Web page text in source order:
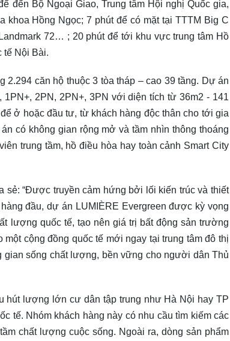
đến Bộ Ngoại Giao, Trung tâm Hội nghị Quốc gia,
Hồng Ngọc; 7 phút để có mặt tại TTTM Big C
72… ; 20 phút để tới khu vực trung tâm Hồ
tế Nội Bài.
căn hộ thuộc 3 tòa tháp – cao 39 tầng. Dự án
2PN, 2PN+, 3PN với diện tích từ 36m2 - 141
ở hoặc đầu tư, từ khách hàng độc thân cho tới gia
có không gian rộng mở và tầm nhìn thông thoáng
trung tầm, hồ điều hòa hay toàn cảnh Smart City
sẻ: “Được truyền cảm hứng bởi lối kiến trúc và thiết
đầu, dự án LUMIÈRE Evergreen được kỳ vọng
lượng quốc tế, tạo nên giá trị bất động sản trường
cộng đồng quốc tế mới ngay tại trung tâm đô thị
gian sống chất lượng, bền vững cho người dân Thủ
hút lượng lớn cư dân tập trung như Hà Nội hay TP
tế. Nhóm khách hàng này có nhu cầu tìm kiếm các
chất lượng cuộc sống. Ngoài ra, dòng sản phẩm